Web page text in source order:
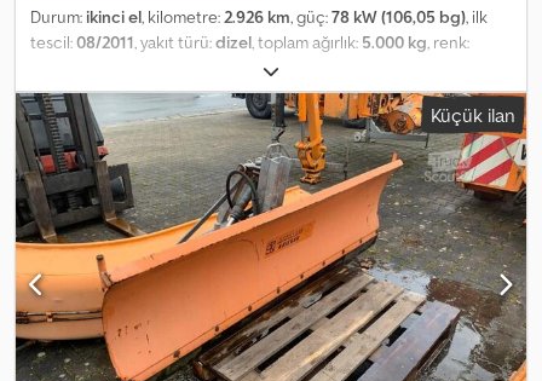
Durum: ikinci el, kilometre:2.926 km, güç:78 kW (106,05 bg), ilk
tescil:08/2011, yakıt türü:dizel, toplam ağırlık: 5.000 kg, renk:
, emisyon sınıfı:
Üretim yılı:2011, Donanım:ABS, her tahrikli, klima, en iyi durum
Chodpfx Asyd Szmsbnoa
Küçük ilan